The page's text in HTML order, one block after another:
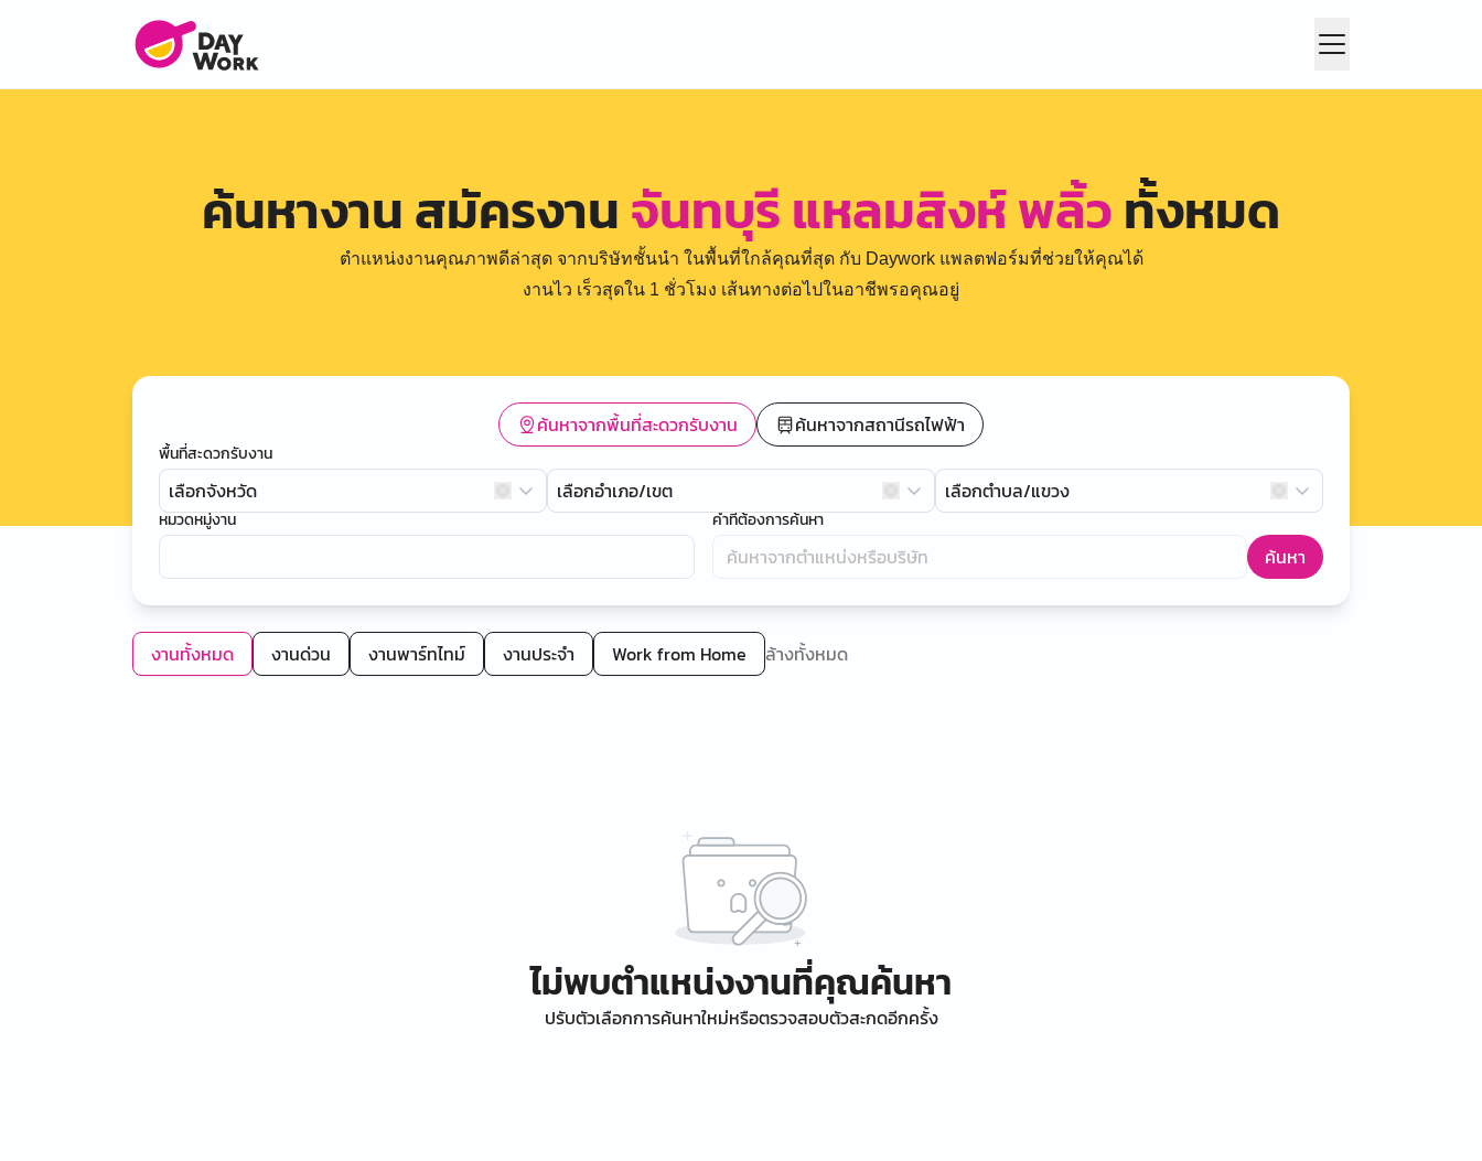
ค้นหางาน สมัครงานจันทบุรี แหลมสิงห์ พลิ้วทั้งหมด
ตำแหน่งงานคุณภาพดีล่าสุด จากบริษัทชั้นนำ ในพื้นที่ใกล้คุณที่สุด กับ Daywork แพลตฟอร์มที่ช่วยให้คุณได้
งานไว เร็วสุดใน 1 ชั่วโมง เส้นทางต่อไปในอาชีพรอคุณอยู่
ค้นหาจากพื้นที่สะดวกรับงาน ค้นหาจากสถานีรถไฟฟ้า
พื้นที่สะดวกรับงาน
เลือกจังหวัด เลือกอำเภอ/เขต เลือกตำบล/แขวง
หมวดหมู่งาน คำที่ต้องการค้นหา
ค้นหา
งานทั้งหมด งานด่วน งานพาร์ทไทม์ งานประจำ Work from Home ล้างทั้งหมด
ไม่พบตำแหน่งงานที่คุณค้นหา
ปรับตัวเลือกการค้นหาใหม่หรือตรวจสอบตัวสะกดอีกครั้ง